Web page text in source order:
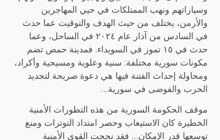
وسياراتهم ونهب الممتلكات في حيي المهاجرين
والأرمن، يختلف من حيث الهدف والتوقيت عما حدث
في السادس من آذار عام ٢٠٢٤ في الساحل، وعما
حدث في ١٥ تموز في السويداء. فمدينة حمص تضم
مكونات سورية مختلفة: سنية وعلوية ومسيحية وأكراد،
ومحاولة إحداث الفتنة فيها هي دعوة صريحة لتجديد
الحرب والفوضى في سورية…
موقف الحكومة السورية من هذه التطورات الأمنية
الخطيرة كان الاستيعاب وحصر امتداد التوترات ومنع
توسعها قدر الإمكان… فقد نجحت القوى الأمنية